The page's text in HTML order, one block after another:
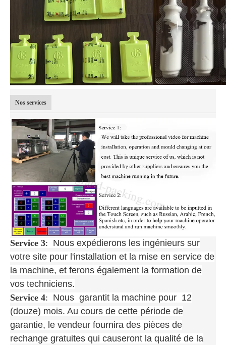
Nos services
Service 3: Nous expédierons les ingénieurs sur
votre site pour l'installation et la mise en service de
la machine, et ferons également la formation de
vos techniciens.
Service 4: Nous garantit la machine pour 12
(douze) mois. Au cours de cette période de
garantie, le vendeur fournira des pièces de
rechange gratuites qui causeront la qualité de la